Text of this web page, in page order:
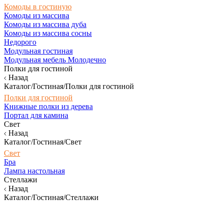
Комоды в гостиную
Комоды из массива
Комоды из массива дуба
Комоды из массива сосны
Недорого
Модульная гостиная
Модульная мебель Молодечно
Полки для гостиной
Назад
Каталог/Гостиная/Полки для гостиной
Полки для гостиной
Книжные полки из дерева
Портал для камина
Свет
Назад
Каталог/Гостиная/Свет
Свет
Бра
Лампа настольная
Стеллажи
Назад
Каталог/Гостиная/Стеллажи